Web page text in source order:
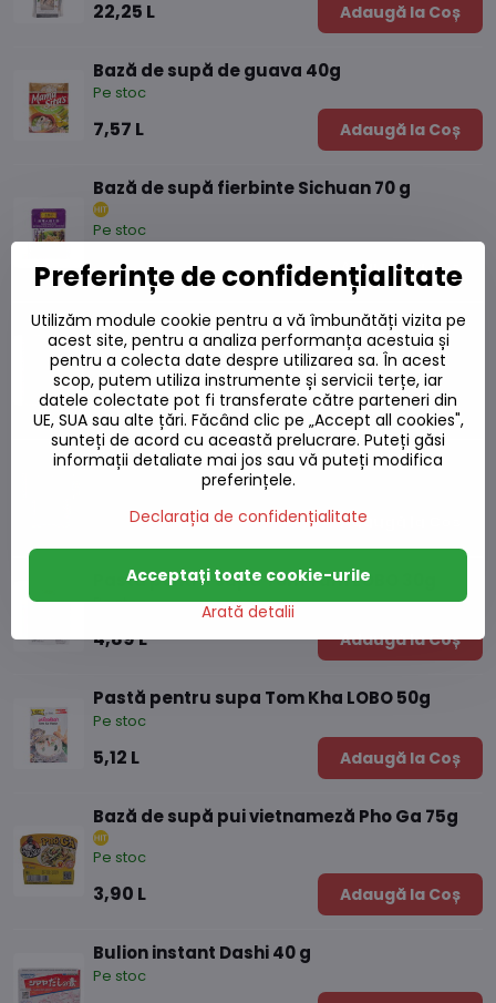
22,25 L Adaugă la Coș
Bază de supă de guava 40g
Pe stoc
7,57 L Adaugă la Coș
Bază de supă fierbinte Sichuan 70 g
Pe stoc
9,78 L Adaugă la Coș
Bază de supă Satay Shabu Shabu Shabu
Shabu HOT POT 75g
Pe stoc
10,02 L Adaugă la Coș
Bulion Tom Yum 75 g
4,43 L Adaugă la Coș
Pastă pentru supa Tom Yum LOBO 30g
Pe stoc
4,89 L Adaugă la Coș
Pastă pentru supa Tom Kha LOBO 50g
Pe stoc
5,12 L Adaugă la Coș
Bază de supă pui vietnameză Pho Ga 75g
Pe stoc
3,90 L Adaugă la Coș
Bulion instant Dashi 40 g
Pe stoc
Preferințe de confidențialitate
Utilizăm module cookie pentru a vă îmbunătăți vizita pe
acest site, pentru a analiza performanța acestuia și
pentru a colecta date despre utilizarea sa. În acest
scop, putem utiliza instrumente și servicii terțe, iar
datele colectate pot fi transferate către parteneri din
UE, SUA sau alte țări. Făcând clic pe „Accept all cookies",
sunteți de acord cu această prelucrare. Puteți găsi
informații detaliate mai jos sau vă puteți modifica
preferințele.
Declarația de confidențialitate
Arată detalii
Acceptați toate cookie-urile